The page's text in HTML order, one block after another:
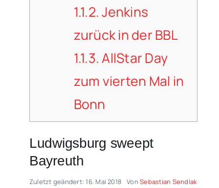
1.1.2.Jenkins
zurück in der BBL
1.1.3.AllStar Day
zum vierten Mal in
Bonn
Ludwigsburg sweept
Bayreuth
Zuletzt geändert: 16. Mai 2018 VonSebastian Sendlak